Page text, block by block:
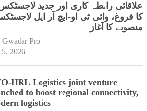
علاقائی رابطہ کاری اور جدید
کا فروغ، وائی ٹی او-ایچ آر ایل
منصوبے کا آغاز
Gwadar Pro
5, 2026
HRL Logistics joint venture
to boost regional connectivity,
logistics